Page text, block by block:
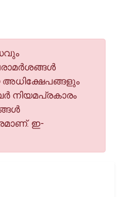
അധിക്ഷേപങ്ങളും
ഇ-